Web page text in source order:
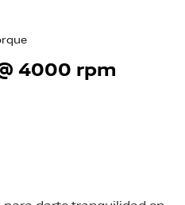
4000 rpm